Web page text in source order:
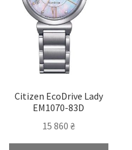
Citizen EcoDrive Lady
EM1070-83D
15 860 ₴